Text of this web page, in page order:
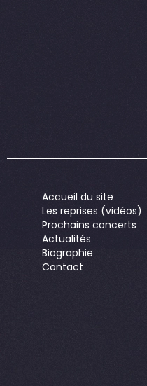
Accueil du site
Les reprises (vidéos)
Prochains concerts
Actualités
Biographie
Contact